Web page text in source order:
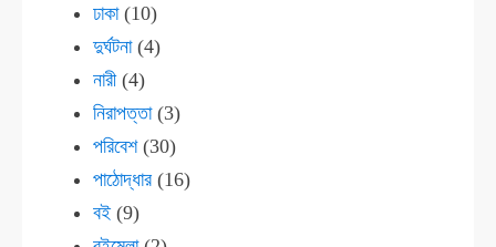
ঢাকা(10)
দুর্ঘটনা(4)
নারী(4)
নিরাপত্তা(3)
পরিবেশ(30)
পাঠোদ্ধার(16)
বই(9)